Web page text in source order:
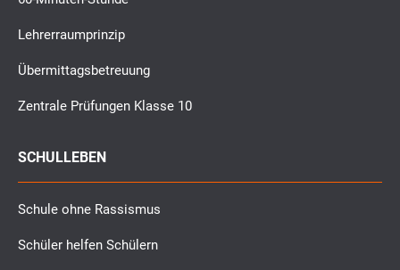
Lehrerraumprinzip
Übermittagsbetreuung
Zentrale Prüfungen Klasse 10
SCHULLEBEN
Schule ohne Rassismus
Schüler helfen Schülern